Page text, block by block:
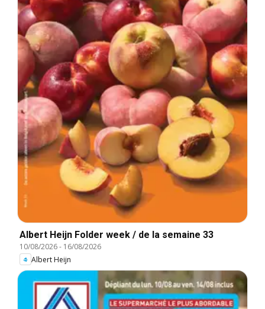
Albert Heijn Folder week / de la semaine 33
10/08/2026- 16/08/2026
Albert Heijn